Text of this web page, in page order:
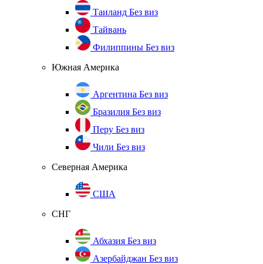
Таиланд Без виз
Тайвань
Филиппины Без виз
Южная Америка
Аргентина Без виз
Бразилия Без виз
Перу Без виз
Чили Без виз
Северная Америка
США
СНГ
Абхазия Без виз
Азербайджан Без виз